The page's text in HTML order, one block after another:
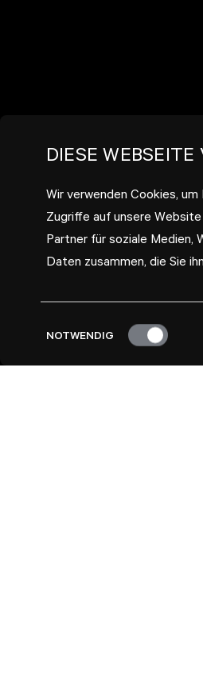
DIESE
Wir verwenden Cookies,
Zugriffe auf unsere
Partner für soziale Medien,
Daten zusammen, die Sie
Einwilligungsauswahl
NOTWENDIG